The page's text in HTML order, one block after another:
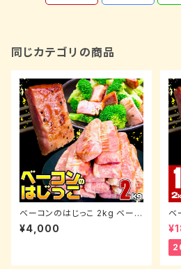
同じカテゴリの商品
ベーコンのはじっこ 2kg ベーコ
ンのヘタ ベーコンブロック ベー
コン切り落とし 業務用ベーコン
¥4,000
ベ
コ
ー
ン
に